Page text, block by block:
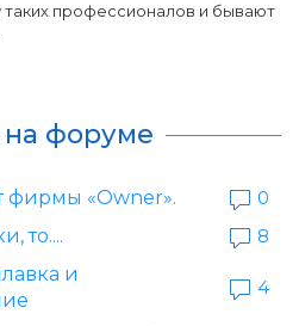
таких профессионалов и бывают
форуме
фирмы «Owner».
0
то....
8
и
4